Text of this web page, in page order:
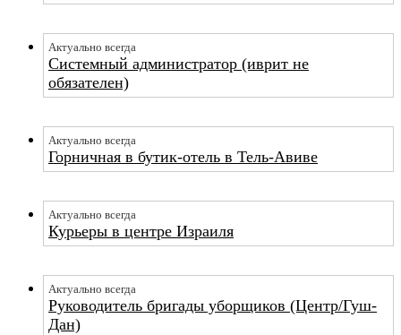
Актуально всегда
Системный администратор (иврит не
обязателен)
Актуально всегда
Горничная в бутик-отель в Тель-Авиве
Актуально всегда
Курьеры в центре Израиля
Актуально всегда
Руководитель бригады уборщиков (Центр/Гуш-
Дан)